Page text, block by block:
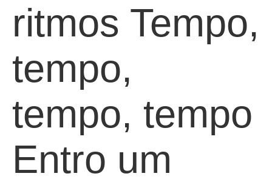
ritmos Tempo,
tempo,
tempo, tempo
Entro um